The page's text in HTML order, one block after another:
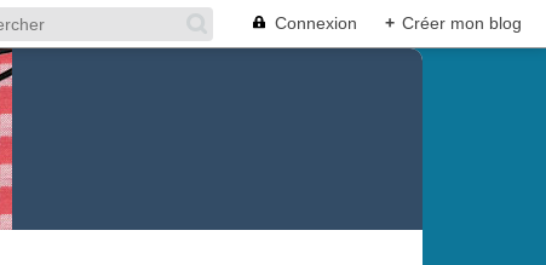
Connexion + Créer mon blog